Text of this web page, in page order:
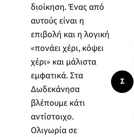
διοίκηση. Ένας από
αυτούς είναι η
επιβολή και η λογική
«πονάει χέρι, κόψει
χέρι» και μάλιστα
εμφατικά. Στα
Δωδεκάνησα
βλέπουμε κάτι
αντίστοιχο.
Ολιγωρία σε
Σ